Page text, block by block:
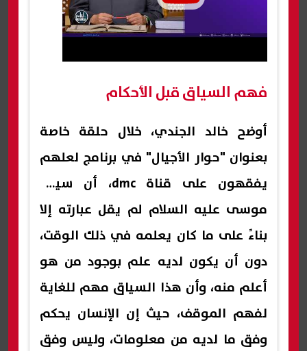
فهم السياق قبل الأحكام
أوضح خالد الجندي، خلال حلقة خاصة
بعنوان "حوار الأجيال" في برنامج لعلهم
يفقهون على قناة dmc، أن سيدنا
موسى عليه السلام لم يقل عبارته إلا
بناءً على ما كان يعلمه في ذلك الوقت،
دون أن يكون لديه علم بوجود من هو
أعلم منه، وأن هذا السياق مهم للغاية
لفهم الموقف، حيث إن الإنسان يحكم
وفق ما لديه من معلومات، وليس وفق